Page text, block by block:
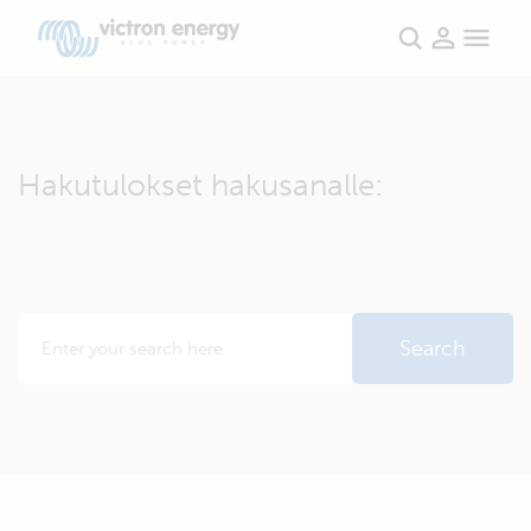
Hakutulokset hakusanalle: